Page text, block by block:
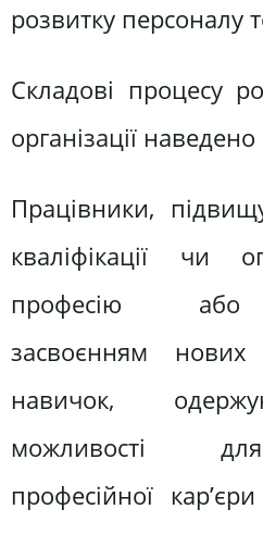
розвитку персоналу
Складові процесу
організації
Працівники,
кваліфікації чи
професію або
засвоєнням
навичок,
можливості
професійної